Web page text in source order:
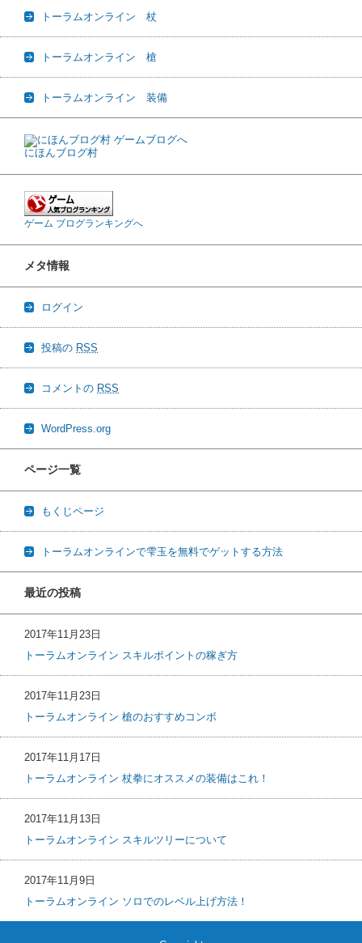
トーラムオンライン 杖
トーラムオンライン 槍
トーラムオンライン 装備
にほんブログ村
ゲーム ブログランキングへ
メタ情報
ログイン
投稿の RSS
コメントの RSS
WordPress.org
ページ一覧
もくじページ
トーラムオンラインで雫玉を無料でゲットする方法
最近の投稿
2017年11月23日
トーラムオンライン スキルポイントの稼ぎ方
2017年11月23日
トーラムオンライン 槍のおすすめコンボ
2017年11月17日
トーラムオンライン 杖拳にオススメの装備はこれ！
2017年11月13日
トーラムオンライン スキルツリーについて
2017年11月9日
トーラムオンライン ソロでのレベル上げ方法！